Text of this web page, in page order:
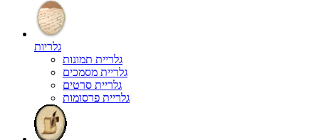
גלריות
גלריית תמונות
גלריית מסמכים
גלריית סרטים
גלריית פרסומות